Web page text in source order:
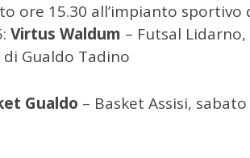
ore 15.30 all’impianto
Virtus Waldum – Futsal
Gualdo Tadino
Gualdo – Basket Assisi,